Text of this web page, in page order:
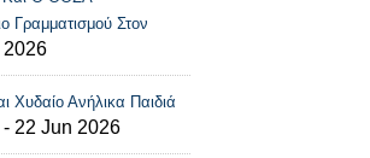
Γραμματισμού Στον
2026
Χυδαίο Ανήλικα Παιδιά
- 22 Jun 2026